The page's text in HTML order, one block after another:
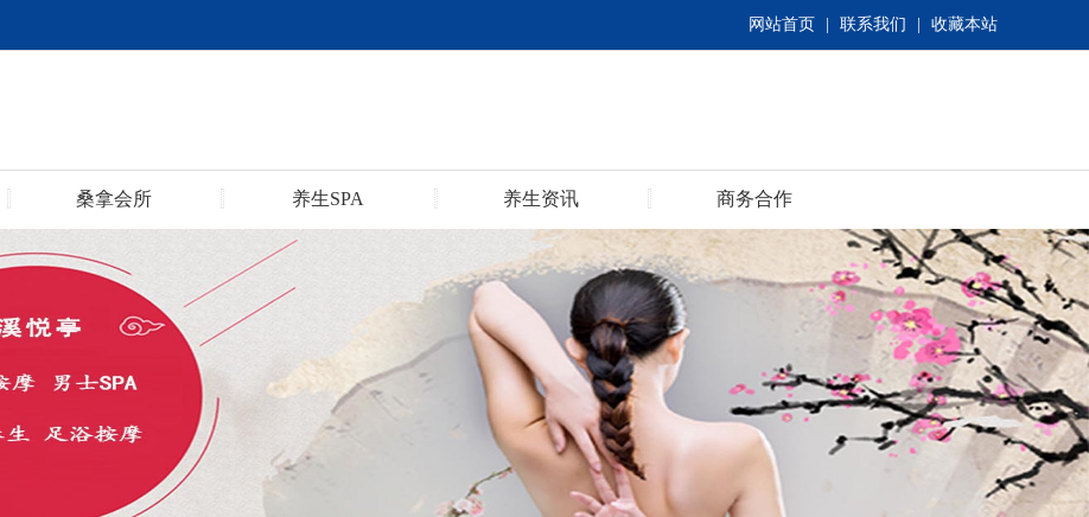
网站首页 联系我们 收藏本站
桑拿会所 养生SPA 养生资讯 商务合作